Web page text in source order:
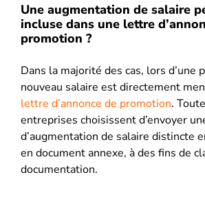
Une augmentation de salaire
incluse dans une lettre
promotion ?
Dans la majorité des cas, lors d’une
nouveau salaire est directement
lettre d’annonce de promotion.
entreprises choisissent d’envoyer
d’augmentation de salaire distincte
en document annexe, à des fins de
documentation.